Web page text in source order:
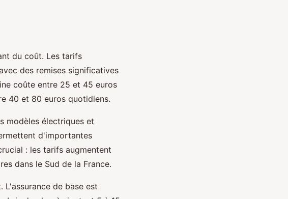
du coût. Les tarifs
des remises significatives
coûte entre 25 et 45 euros
40 et 80 euros quotidiens.
modèles électriques et
d'importantes
: les tarifs augmentent
dans le Sud de la France.
de base est